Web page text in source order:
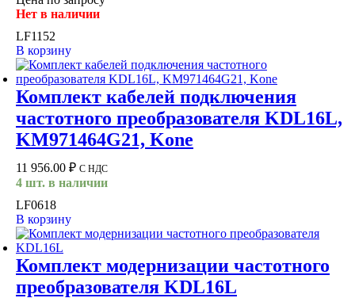
Нет в наличии
LF1152
В корзину
Комплект кабелей подключения
частотного преобразователя KDL16L,
KM971464G21, Kone
11 956.00 ₽ С НДС
4 шт. в наличии
LF0618
В корзину
Комплект модернизации частотного
преобразователя KDL16L